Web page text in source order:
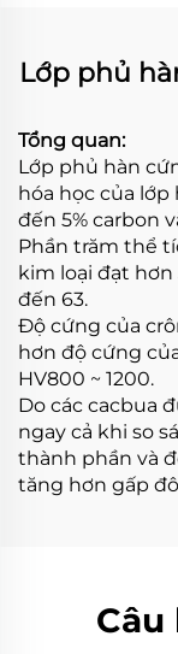
Lớp phủ
Tổng quan:
Lớp phủ hàn
hóa học của
đến 5% carbon
Phần trăm thể
kim loại đạt hơn
đến 63.
Độ cứng của
hơn độ cứng
HV800 ~ 1200.
Do các cacbua
ngay cả khi so
thành phần và
tăng hơn gấp